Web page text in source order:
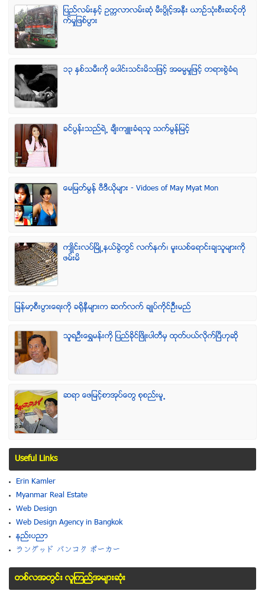
ျပည္လမ္းႏွင့္ ဥကၠလာလမ္းဆုံ မီးပြိဳင့္အနီး ယာဥ္သုံးစီးဆင့္တို
က္မႈျဖစ္ပြား
၁၃ ႏွစ္သမီးကို ေပါင္းသင္းမိသျဖင့္ အဓမၼမႈျဖင့္ တရားစြဲခံရ
ခင္ပြန္းသည္ရဲ႕ ခ်ီးက်ဴးခံရသူ သက္မြန္ျမင့္
ေမျမတ္မြန္ ဗီဒီယုိမ်ား - Vidoes of May Myat Mon
က်ဳိင္းလပ္ၿမိဳ႕နယ္ခြဲတြင္ လက္နက္၊ မူးယစ္ေရာင္းခ်သူမ်ားကို
ဖမ္းမိ
ျမန္မာ့စီးပြားေရးကို ခရိုနီမ်ားက ဆက္လက္ ခ်ဳပ္ကိုင္ဥိီးမည္
သူရဦးေရႊမန္းကို ျပည္ခိုင္ျဖိဳးပါတီမွ ထုတ္ပယ္လိုက္ျပီဟုဆို
ဆရာ ေဖျမင့္စာအုပ္ေတြ စုစည္းမူ႕
Useful Links
Erin Kamler
Myanmar Real Estate
Web Design
Web Design Agency in Bangkok
နည္းပညာ
ラングッド バンコク ポーカー
တစ္လအတြင္း လူၾကည္႔အမ်ားဆံုး